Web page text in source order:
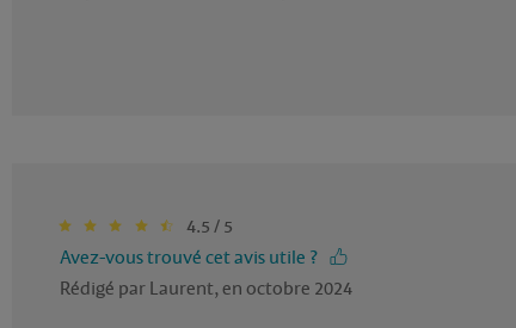
4.5 / 5
Avez-vous trouvé cet avis utile ?
Rédigé par Laurent, en octobre 2024